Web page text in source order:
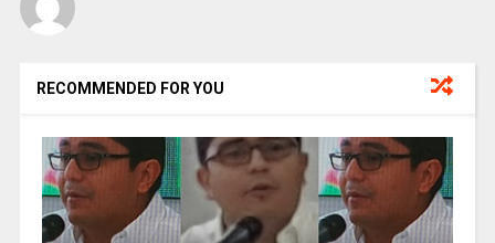
RECOMMENDED FOR YOU